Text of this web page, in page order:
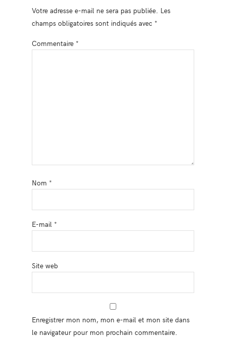
Votre adresse e-mail ne sera pas publiée. Les
champs obligatoires sont indiqués avec *
Commentaire *
Nom *
E-mail *
Site web
Enregistrer mon nom, mon e-mail et mon site dans
le navigateur pour mon prochain commentaire.